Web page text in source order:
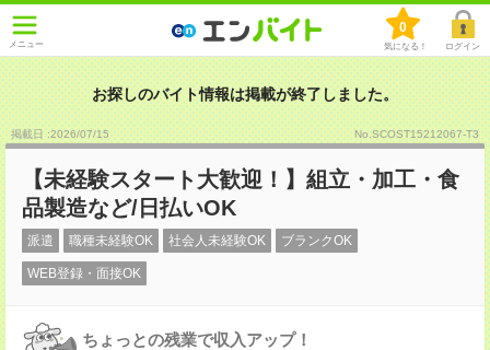
メニュー
0
気になる！ ログイン
お探しのバイト情報は掲載が終了しました。
掲載日 :2026/07/15 No.SCOST15212067-T3
【未経験スタート大歓迎！】組立・加工・食
品製造など/日払いOK
派遣 職種未経験OK 社会人未経験OK ブランクOK
WEB登録・面接OK
ちょっとの残業で収入アップ！